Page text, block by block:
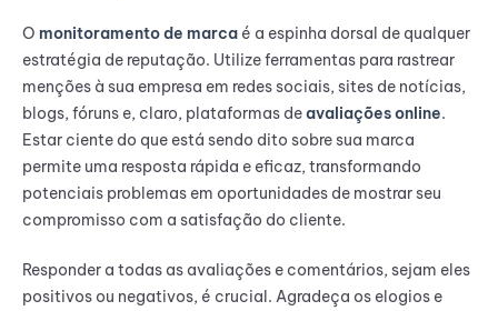
O monitoramento de marca é a espinha dorsal de qualquer
estratégia de reputação. Utilize ferramentas para rastrear
menções à sua empresa em redes sociais, sites de notícias,
blogs, fóruns e, claro, plataformas deavaliações online.
Estar ciente do que está sendo dito sobre sua marca
permite uma resposta rápida e eficaz, transformando
potenciais problemas em oportunidades de mostrar seu
compromisso com a satisfação do cliente.
Responder a todas as avaliações e comentários, sejam eles
positivos ou negativos, é crucial. Agradeça os elogios e